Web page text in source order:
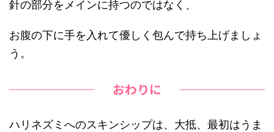
針の部分をメインに持つのではなく、
お腹の下に手を入れて優しく包んで持ち上げましょ
う。
おわりに
ハリネズミへのスキンシップは、大抵、最初はうま